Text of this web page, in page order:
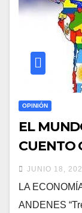
OPINIÓN
EL
CUENTO
JUNIO 18,
LA
ANDENES